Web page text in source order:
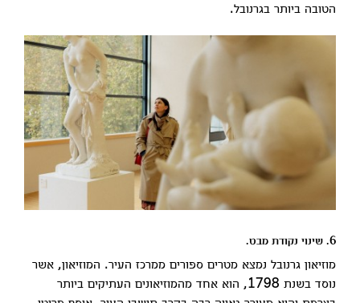
הטובה ביותר בגרנובל.
6. שינוי נקודת מבט.
מוזיאון גרנובל נמצא מטרים ספורים ממרכז העיר. המוזיאון, אשר
נוסד בשנת 1798, הוא אחד מהמוזיאונים העתיקים ביותר